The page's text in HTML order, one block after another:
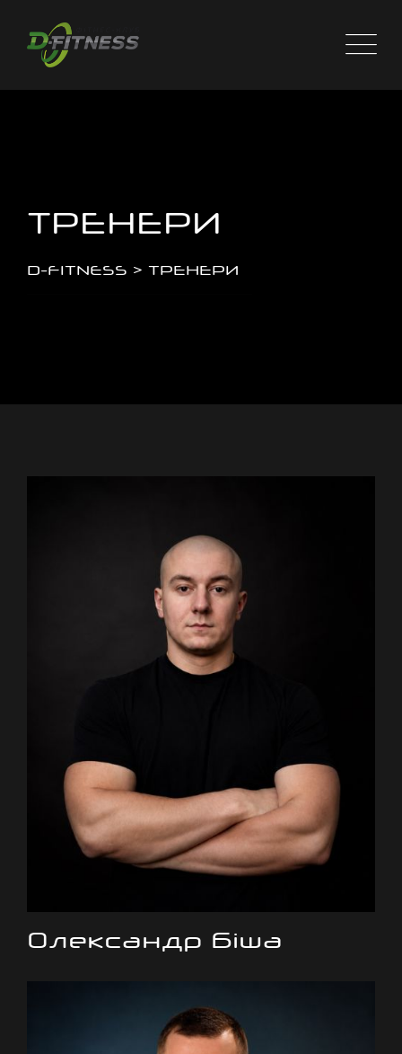
content
ТРЕНЕРИ
D-FITNESS > ТРЕНЕРИ
Олександр Біша